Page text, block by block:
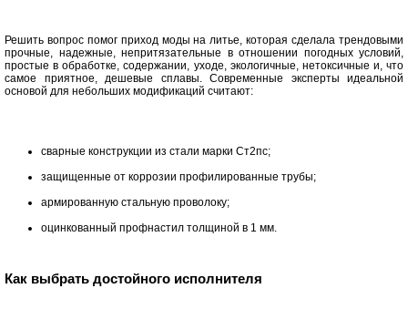
Решить вопрос помог приход моды на литье, которая сделала трендовыми
прочные, надежные, непритязательные в отношении погодных условий,
простые в обработке, содержании, уходе, экологичные, нетоксичные и, что
самое приятное, дешевые сплавы. Современные эксперты идеальной
основой для небольших модификаций считают:
сварные конструкции из стали марки Ст2пс;
защищенные от коррозии профилированные трубы;
армированную стальную проволоку;
оцинкованный профнастил толщиной в 1 мм.
Как выбрать достойного исполнителя